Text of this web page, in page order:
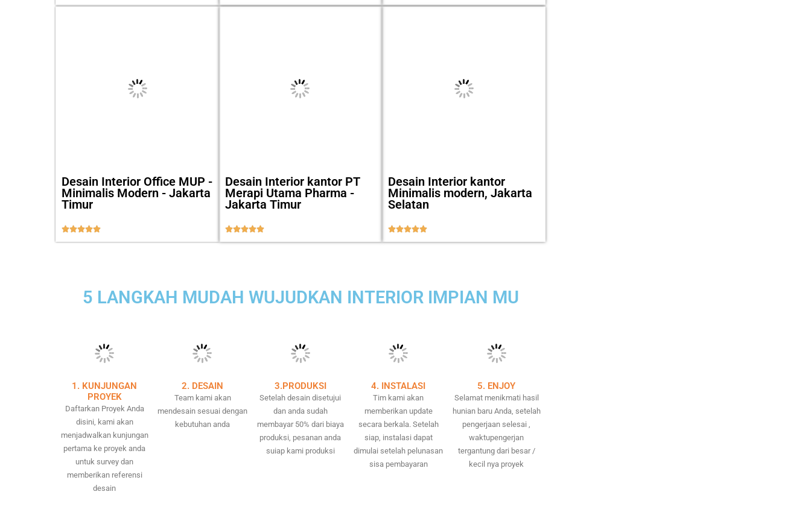
Desain Interior Office MUP -
Minimalis Modern - Jakarta
Timur

Desain Interior kantor PT
Merapi Utama Pharma -
Jakarta Timur

Desain Interior kantor
Minimalis modern, Jakarta
Selatan

5 LANGKAH MUDAH WUJUDKAN INTERIOR IMPIAN MU
1. KUNJUNGAN
PROYEK
Daftarkan Proyek Anda
disini, kami akan
menjadwalkan kunjungan
pertama ke proyek anda
untuk survey dan
memberikan referensi
desain
2. DESAIN
Team kami akan
mendesain sesuai dengan
kebutuhan anda
3.PRODUKSI
Setelah desain disetujui
dan anda sudah
membayar 50% dari biaya
produksi, pesanan anda
suiap kami produksi
4. INSTALASI
Tim kami akan
memberikan update
secara berkala. Setelah
siap, instalasi dapat
dimulai setelah pelunasan
sisa pembayaran
5. ENJOY
Selamat menikmati hasil
hunian baru Anda, setelah
pengerjaan selesai ,
waktupengerjan
tergantung dari besar /
kecil nya proyek